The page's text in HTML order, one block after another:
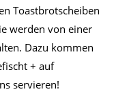
Toastbrotscheiben
werden von einer
Dazu kommen
+ auf
servieren!